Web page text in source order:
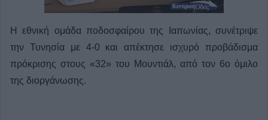
Η εθνική ομάδα ποδοσφαίρου της Ιαπωνίας, συνέτριψε
την Τυνησία με 4-0 και απέκτησε ισχυρό προβάδισμα
πρόκρισης στους «32» του Μουντιάλ, από τον 6ο όμιλο
της διοργάνωσης.